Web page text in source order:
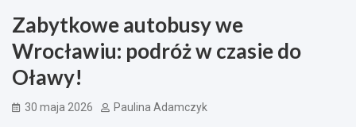
Zabytkowe autobusy we
Wrocławiu: podróż w czasie do
Oławy!
30 maja 2026 Paulina Adamczyk